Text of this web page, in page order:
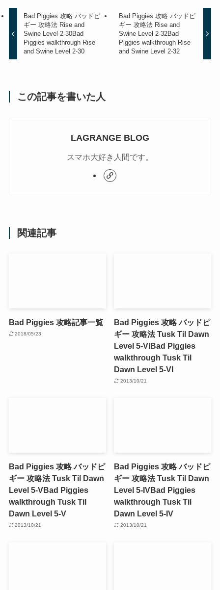
Bad Piggies 攻略 バッドピ
ギー 攻略法 Rise and
Swine Level 2-30Bad
Piggies walkthrough Rise
and Swine Level 2-30
Bad Piggies 攻略 バッドピ
ギー 攻略法 Rise and
Swine Level 2-32Bad
Piggies walkthrough Rise
and Swine Level 2-32
この記事を書いた人
LAGRANGE BLOG
スマホ大好き人間です。
関連記事
Bad Piggies 攻略記事一覧
2018/05/23
Bad Piggies 攻略 バッドピ
ギー 攻略法 Tusk Til Dawn
Level 5-VIBad Piggies
walkthrough Tusk Til
Dawn Level 5-VI
2013/10/21
Bad Piggies 攻略 バッドピ
ギー 攻略法 Tusk Til Dawn
Level 5-VBad Piggies
walkthrough Tusk Til
Dawn Level 5-V
2013/10/21
Bad Piggies 攻略 バッドピ
ギー 攻略法 Tusk Til Dawn
Level 5-IVBad Piggies
walkthrough Tusk Til
Dawn Level 5-IV
2013/10/21